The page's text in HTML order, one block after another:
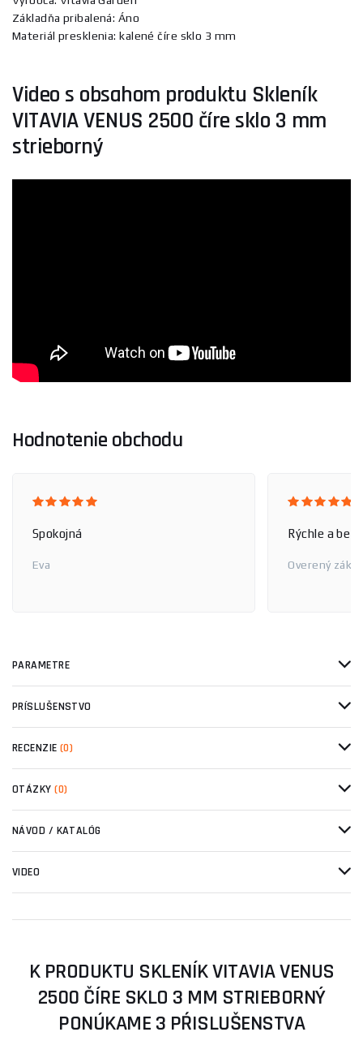
Základňa pribalená: Áno
Materiál presklenia: kalené číre sklo 3 mm
Video s obsahom produktu Skleník
VITAVIA VENUS 2500 číre sklo 3 mm
strieborný
Hodnotenie obchodu
Spokojná
Eva
Rýchle a
Overený
PARAMETRE
PRÍSLUŠENSTVO
RECENZIE (0)
OTÁZKY(0)
NÁVOD / KATALÓG
VIDEO
K PRODUKTU SKLENÍK VITAVIA VENUS
2500 ČÍRE SKLO 3 MM STRIEBORNÝ
PONÚKAME 3 PŔISLUŠENSTVA